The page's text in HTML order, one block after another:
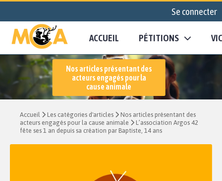
Se connecter
ACCUEIL PÉTITIONS
Nos articles présentant des
acteurs engagés pour la
cause animale
Accueil Les catégories d'articles
Nos articles présentant des
acteurs engagés pour la cause animale
L’association Argos 42
fête ses 1 an depuis sa création par Baptiste, 14 ans